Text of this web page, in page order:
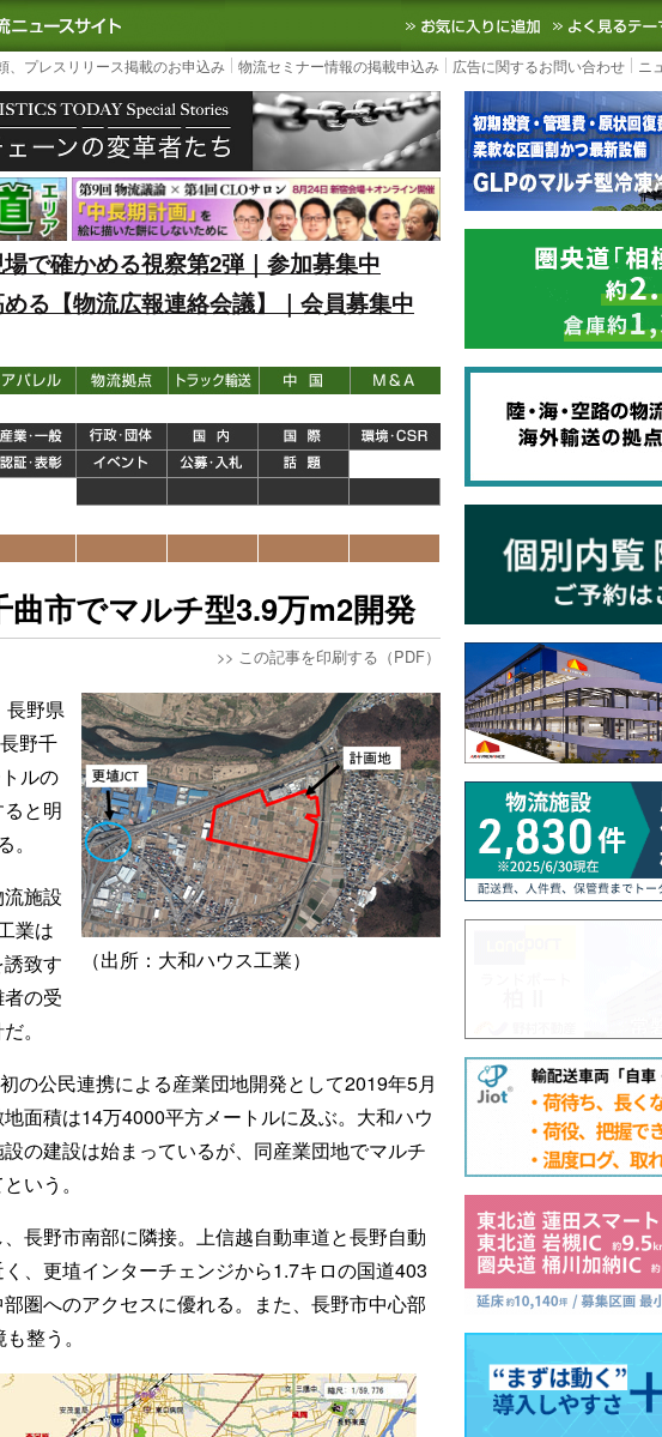
｜国内最大の物流ニュースサイト3PL, SCMなど国内外の最新の物流ニュースを
お気に入り
、プレスリリース掲載のお申込み 物流セミナー情報の掲載申込み 広告に関するお問い合わせ ニ
で確かめる視察第2弾｜参加募集中
る【物流広報連絡会議】｜会員募集中
市でマルチ型3.9万m2開発
>> この記事を印刷する（PDF）
（出所：大和ハウス工業）
長野県
野千
ルの
と明
施設
業は
致す
の受
。
の公民連携による産業団地開発として2019年5月
面積は14万4000平方メートルに及ぶ。大和ハウ
の建設は始まっているが、同産業団地でマルチ
いう。
長野市南部に隣接。上信越自動車道と長野自動
、更埴インターチェンジから1.7キロの国道403
圏へのアクセスに優れる。また、長野市中心部
整う。